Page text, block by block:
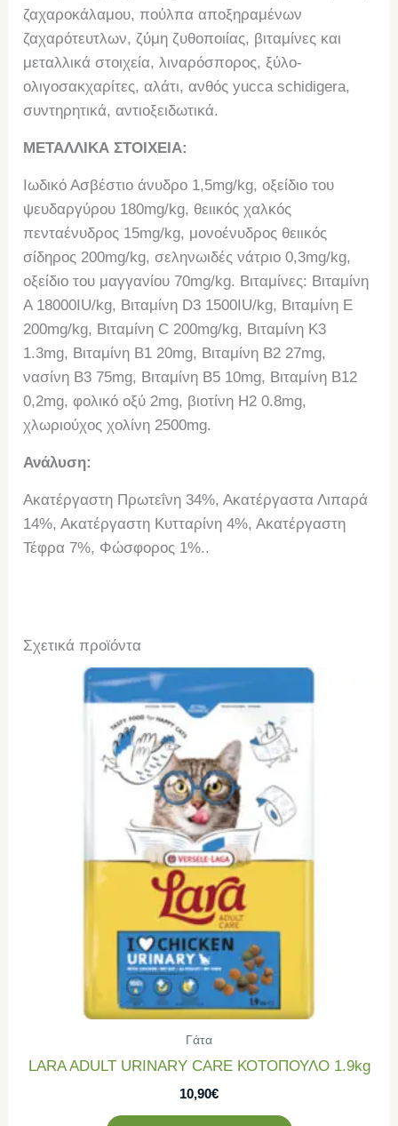
ζαχαροκάλαμου, πούλπα αποξηραμένων
ζαχαρότευτλων, ζύμη ζυθοποιίας, βιταμίνες και
μεταλλικά στοιχεία, λιναρόσπορος, ξύλο-
ολιγοσακχαρίτες, αλάτι, ανθός yucca schidigera,
συντηρητικά, αντιοξειδωτικά.
ΜΕΤΑΛΛΙΚΑ ΣΤΟΙΧΕΙΑ:
Ιωδικό Ασβέστιο άνυδρο 1,5mg/kg, οξείδιο του
ψευδαργύρου 180mg/kg, θειικός χαλκός
πενταένυδρος 15mg/kg, μονοένυδρος θειικός
σίδηρος 200mg/kg, σεληνωιδές νάτριο 0,3mg/kg,
οξείδιο του μαγγανίου 70mg/kg. Βιταμίνες: Βιταμίνη
Α 18000IU/kg, Βιταμίνη D3 1500IU/kg, Βιταμίνη E
200mg/kg, Βιταμίνη C 200mg/kg, Βιταμίνη Κ3
1.3mg, Βιταμίνη Β1 20mg, Βιταμίνη Β2 27mg,
νασίνη Β3 75mg, Βιταμίνη Β5 10mg, Βιταμίνη Β12
0,2mg, φολικό οξύ 2mg, βιοτίνη H2 0.8mg,
χλωριούχος χολίνη 2500mg.
Ανάλυση:
Ακατέργαστη Πρωτεΐνη 34%, Ακατέργαστα Λιπαρά
14%, Ακατέργαστη Κυτταρίνη 4%, Ακατέργαστη
Τέφρα 7%, Φώσφορος 1%..
Σχετικά προϊόντα
Γάτα
LARA ADULT URINARY CARE ΚΟΤΟΠΟΥΛΟ 1.9kg
10,90€